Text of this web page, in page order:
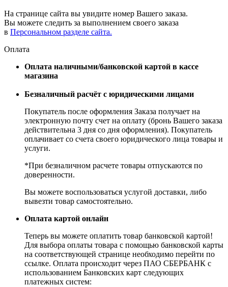
На странице сайта вы увидите номер Вашего заказа.
Вы можете следить за выполнением своего заказа
в Персональном разделе сайта.
Оплата
Оплата наличными/банковской картой в кассе
магазина
Безналичный расчёт с юридическими лицами
Покупатель после оформления Заказа получает на
электронную почту счет на оплату (бронь Вашего заказа
действительна 3 дня со дня оформления). Покупатель
оплачивает со счета своего юридического лица товары и
услуги.
*При безналичном расчете товары отпускаются по
доверенности.
Вы можете воспользоваться услугой доставки, либо
вывезти товар самостоятельно.
Оплата картой онлайн
Теперь вы можете оплатить товар банковской картой!
Для выбора оплаты товара с помощью банковской карты
на соответствующей странице необходимо перейти по
ссылке. Оплата происходит через ПАО СБЕРБАНК с
использованием Банковских карт следующих
платежных систем: